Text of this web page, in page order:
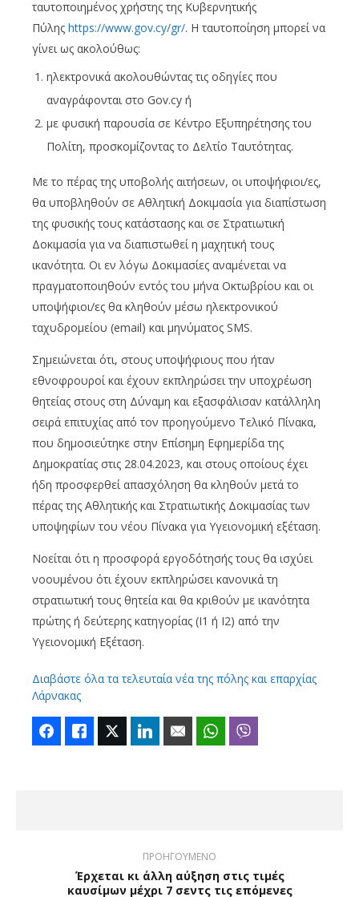
ταυτοποιημένος χρήστης της Κυβερνητικής
Πύλης https://www.gov.cy/gr/. Η ταυτοποίηση μπορεί να
γίνει ως ακολούθως:
ηλεκτρονικά ακολουθώντας τις οδηγίες που
αναγράφονται στο Gov.cy ή
με φυσική παρουσία σε Κέντρο Εξυπηρέτησης του
Πολίτη, προσκομίζοντας το Δελτίο Ταυτότητας.
Με το πέρας της υποβολής αιτήσεων, οι υποψήφιοι/ες,
θα υποβληθούν σε Αθλητική Δοκιμασία για διαπίστωση
της φυσικής τους κατάστασης και σε Στρατιωτική
Δοκιμασία για να διαπιστωθεί η μαχητική τους
ικανότητα. Οι εν λόγω Δοκιμασίες αναμένεται να
πραγματοποιηθούν εντός του μήνα Οκτωβρίου και οι
υποψήφιοι/ες θα κληθούν μέσω ηλεκτρονικού
ταχυδρομείου (email) και μηνύματος SMS.
Σημειώνεται ότι, στους υποψήφιους που ήταν
εθνοφρουροί και έχουν εκπληρώσει την υποχρέωση
θητείας στους στη Δύναμη και εξασφάλισαν κατάλληλη
σειρά επιτυχίας από τον προηγούμενο Τελικό Πίνακα,
που δημοσιεύτηκε στην Επίσημη Εφημερίδα της
Δημοκρατίας στις 28.04.2023, και στους οποίους έχει
ήδη προσφερθεί απασχόληση θα κληθούν μετά το
πέρας της Αθλητικής και Στρατιωτικής Δοκιμασίας των
υποψηφίων του νέου Πίνακα για Υγειονομική εξέταση.
Νοείται ότι η προσφορά εργοδότησής τους θα ισχύει
νοουμένου ότι έχουν εκπληρώσει κανονικά τη
στρατιωτική τους θητεία και θα κριθούν με ικανότητα
πρώτης ή δεύτερης κατηγορίας (Ι1 ή Ι2) από την
Υγειονομική Εξέταση.
Διαβάστε όλα τα τελευταία νέα της πόλης και επαρχίας
Λάρνακας
FacebookLike Twitter LinkedIn Email WhatsApp
ΠΡΟΗΓΟΥΜΕΝΟ
Έρχεται κι άλλη αύξηση στις τιμές
καυσίμων μέχρι 7 σεντς τις επόμενες